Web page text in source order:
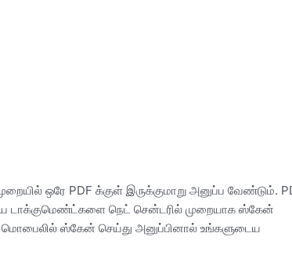
ஒரே PDF க்குள் இருக்குமாறு அனுப்ப வேண்டும்.
டாக்குமெண்ட்களை நெட் சென்டரில் முறையாக ஸ்கேன்
ஸ்கேன் செய்து அனுப்பினால் உங்களுடைய